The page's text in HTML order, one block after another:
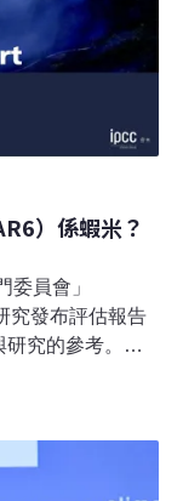
今（21日）邀請
心人為氣候變遷
將成為「新常
球炙熱化」的
）係蝦米？
員會」
究發布評估報告
究的參考。
次評估報告於
總結報告，也包